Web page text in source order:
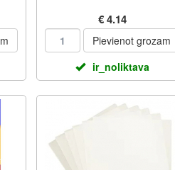
€ 4.14
Pievienot grozam
ir_noliktava